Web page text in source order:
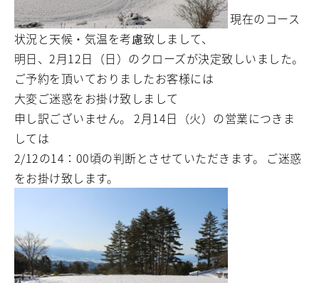
現在のコース
状況と天候・気温を考慮致しまして、
明日、2月12日（日）のクローズが決定致しいました。
ご予約を頂いておりましたお客様には
大変ご迷惑をお掛け致しまして
申し訳ございません。 2月14日（火）の営業につきま
しては
2/12の14：00頃の判断とさせていただきます。
ご迷惑
をお掛け致します。